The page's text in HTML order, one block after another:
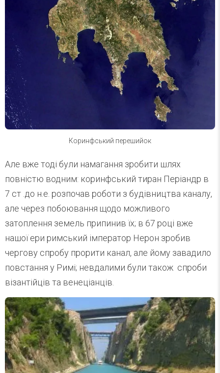
Коринфський перешийок
Але вже тоді були намагання зробити шлях
повністю водним: коринфський тиран Періандр в
7 ст .до н.е. розпочав роботи з будівництва каналу,
але через побоювання щодо можливого
затоплення земель припинив їх; в 67 році вже
нашої ери римський імператор Нерон зробив
чергову спробу прорити канал, але йому завадило
повстання у Римі; невдалими були також спроби
візантійців та венеціанців.